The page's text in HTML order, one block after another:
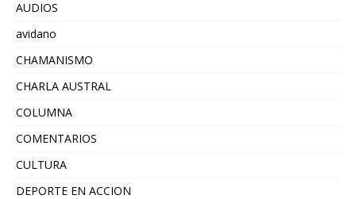
AUDIOS
avidano
CHAMANISMO
CHARLA AUSTRAL
COLUMNA
COMENTARIOS
CULTURA
DEPORTE EN ACCION